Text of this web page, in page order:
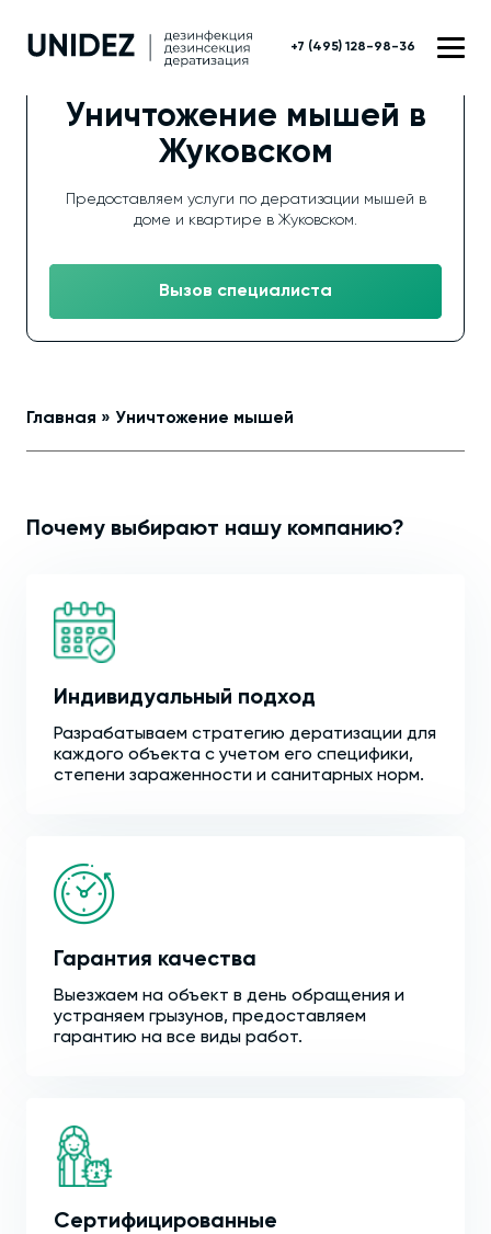
+7 (495) 128-98-36
Уничтожение мышей в
Жуковском
Предоставляем услуги по дератизации мышей в
доме и квартире в Жуковском.
Вызов специалиста
Главная » Уничтожение мышей
Почему выбирают нашу компанию?
Индивидуальный подход
Разрабатываем стратегию дератизации для
каждого объекта с учетом его специфики,
степени зараженности и санитарных норм.
Гарантия качества
Выезжаем на объект в день обращения и
устраняем грызунов, предоставляем
гарантию на все виды работ.
Сертифицированные